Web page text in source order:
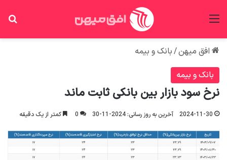
افق میهن/بانک و بیمه
بانک و بیمه
نرخ سود بازار بین بانکی ثابت ماند
2024-11-30 آخرین به روز رسانی: 2024-11-30 0 کمتر از یک دقیقه